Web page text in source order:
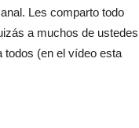
Les comparto todo
a muchos de ustedes
todos (en el vídeo esta